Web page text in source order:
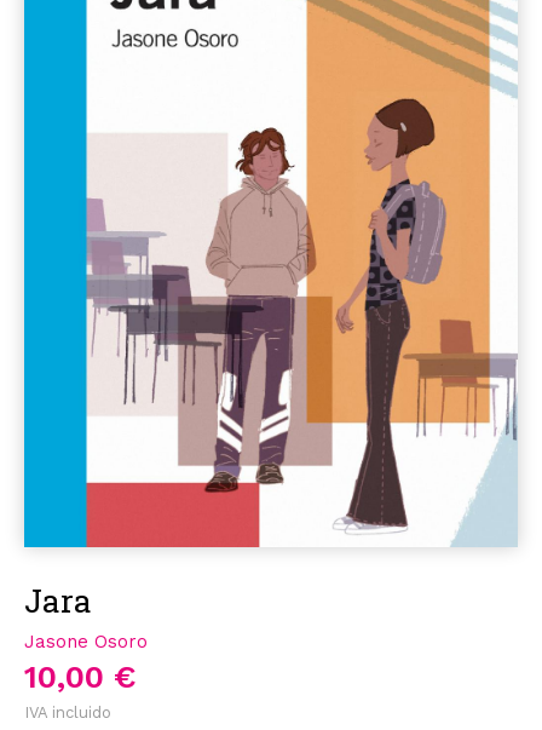
Jara
Jasone Osoro
10,00 €
IVA incluido